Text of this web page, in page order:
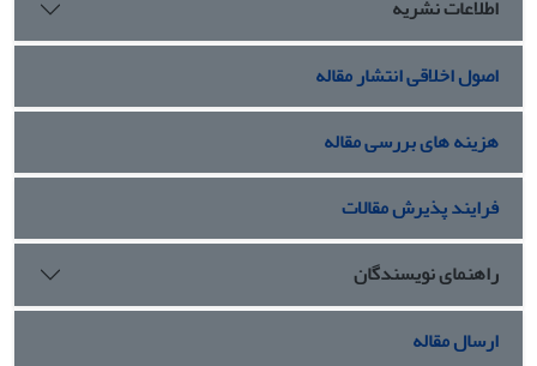
اطلاعات نشریه
اصول اخلاقی انتشار مقاله
هزینه های بررسی مقاله
فرایند پذیرش مقالات
راهنمای نویسندگان
ارسال مقاله